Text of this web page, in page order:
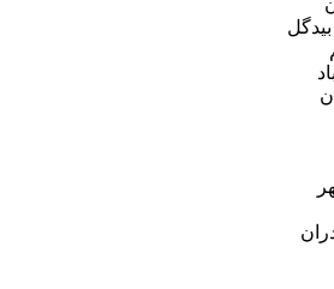
بیدگل